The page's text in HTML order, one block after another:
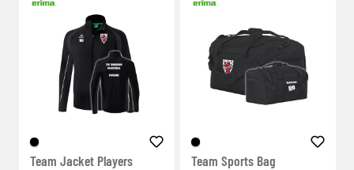
Team Jacket Players Team Sports Bag